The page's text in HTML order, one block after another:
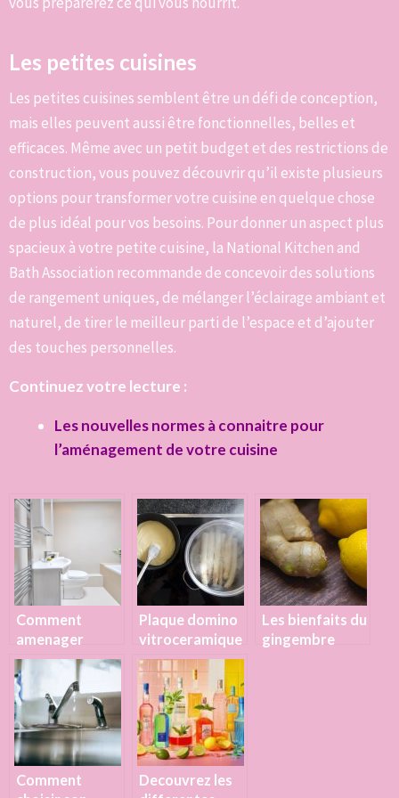
Les petites cuisines
Les petites cuisines semblent être un défi de conception,
mais elles peuvent aussi être fonctionnelles, belles et
efficaces. Même avec un petit budget et des restrictions de
construction, vous pouvez découvrir qu’il existe plusieurs
options pour transformer votre cuisine en quelque chose
de plus idéal pour vos besoins. Pour donner un aspect plus
spacieux à votre petite cuisine, la National Kitchen and
Bath Association recommande de concevoir des solutions
de rangement uniques, de mélanger l’éclairage ambiant et
naturel, de tirer le meilleur parti de l’espace et d’ajouter
des touches personnelles.
Continuez votre lecture :
Les nouvelles normes à connaitre pour
l’aménagement de votre cuisine
Comment
amenager
votre interieur?
Plaque domino
vitroceramique
: pourquoi en
avoir dans
votre cuisine ?
Les bienfaits du
gingembre
Comment
Decouvrez les